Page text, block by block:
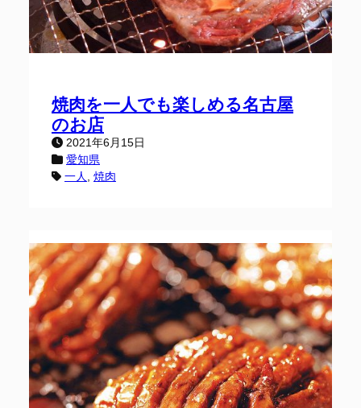
焼肉を一人でも楽しめる名古屋
のお店
2021年6月15日
愛知県
一人, 焼肉